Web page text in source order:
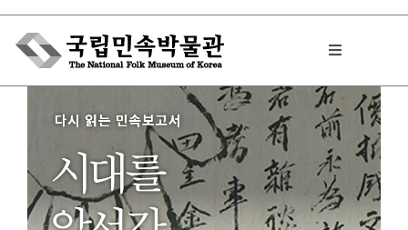
Skip
content
Toggle
박물관에서는
민속이야기